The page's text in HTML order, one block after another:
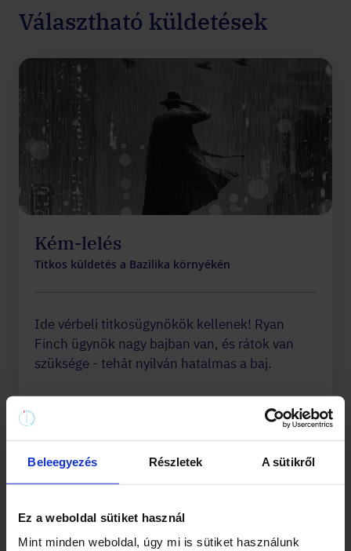
Beleegyezés Részletek A sütikről
Ez a weboldal sütiket használ
Mint minden weboldal, úgy mi is sütiket használunk
Választható küldetések
Kém-lelés
Titkos küldetés a Bazilika környékén
Ide vérbeli titkosügynökök kellenek! Ryan
Finch ügynök nagy bajban van, és rátok van
szüksége - tehát nyilván hatalmas a baj.
90-120 perc 1,5 km
Közepes
Kor 10+
HU/EN
11 990 Ft / csapat